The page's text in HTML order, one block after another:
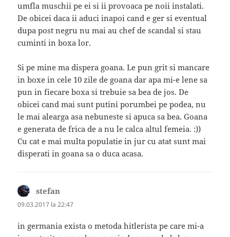
umfla muschii pe ei si ii provoaca pe noii instalati.
De obicei daca ii aduci inapoi cand e ger si eventual
dupa post negru nu mai au chef de scandal si stau
cuminti in boxa lor.
Si pe mine ma dispera goana. Le pun grit si mancare
in boxe in cele 10 zile de goana dar apa mi-e lene sa
pun in fiecare boxa si trebuie sa bea de jos. De
obicei cand mai sunt putini porumbei pe podea, nu
le mai alearga asa nebuneste si apuca sa bea. Goana
e generata de frica de a nu le calca altul femeia. :))
Cu cat e mai multa populatie in jur cu atat sunt mai
disperati in goana sa o duca acasa.
stefan
09.03.2017 la 22:47
in germania exista o metoda hitlerista pe care mi-a